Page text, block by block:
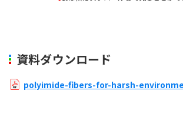
資料ダウンロード
polyimide-fibers-for-harsh-